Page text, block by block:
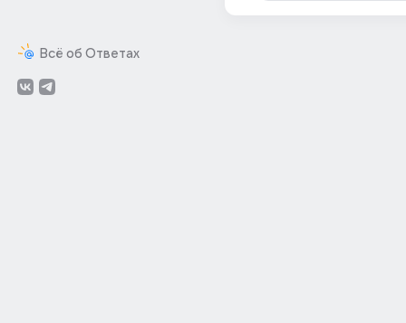
Всё об Ответах